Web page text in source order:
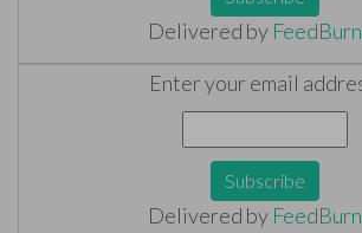
Delivered by
Enter your email
Delivered by